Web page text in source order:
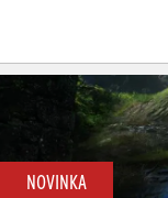
NOVINKA